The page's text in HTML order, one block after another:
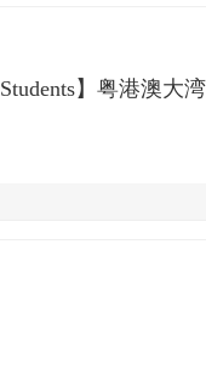
】粤港澳大